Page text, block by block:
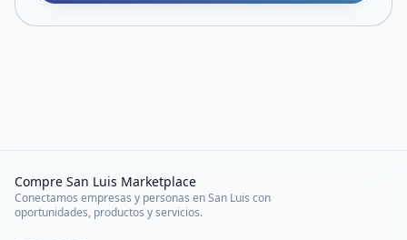
Compre San Luis Marketplace
Conectamos empresas y personas en San Luis con
oportunidades, productos y servicios.